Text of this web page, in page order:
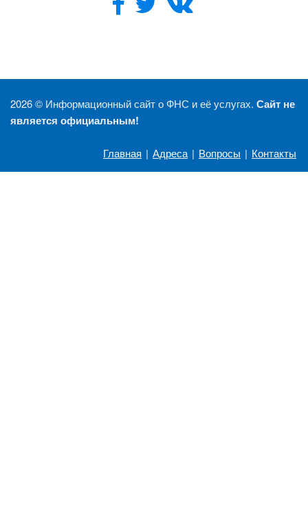
2026 © Информационный сайт о ФНС и её услугах. Сайт не
является официальным!
Главная | Адреса | Вопросы | Контакты